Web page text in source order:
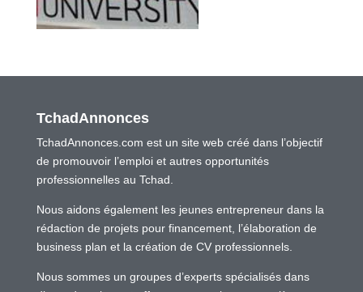
TchadAnnonces
TchadAnnonces.com est un site web créé dans l’objectif
de promouvoir l’emploi et autres opportunités
professionnelles au Tchad.
Nous aidons également les jeunes entrepreneur dans la
rédaction de projets pour financement, l’élaboration de
business plan et la création de CV professionnels.
Nous sommes un groupes d’experts spécialisés dans